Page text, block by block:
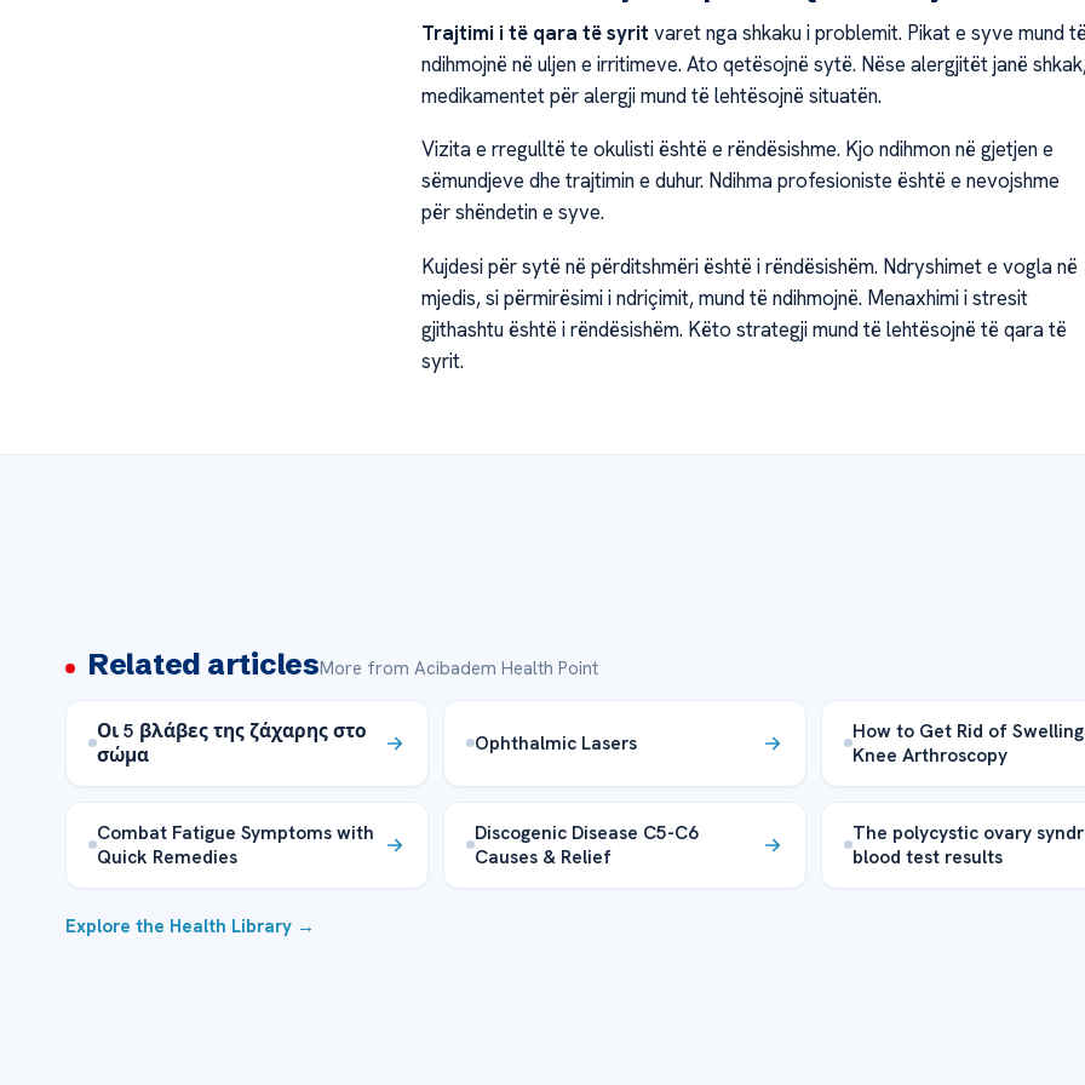
Trajtimi i të qara të syrit varet nga shkaku i problemit. Pikat e syve mund
ndihmojnë në uljen e irritimeve. Ato qetësojnë sytë. Nëse alergjitët janë
medikamentet për alergji mund të lehtësojnë situatën.
Vizita e rregulltë te okulisti është e rëndësishme. Kjo ndihmon në gjetjen e
sëmundjeve dhe trajtimin e duhur. Ndihma profesioniste është e nevojshme
për shëndetin e syve.
Kujdesi për sytë në përditshmëri është i rëndësishëm. Ndryshimet e vogla në
mjedis, si përmirësimi i ndriçimit, mund të ndihmojnë. Menaxhimi i stresit
gjithashtu është i rëndësishëm. Këto strategji mund të lehtësojnë të qara të
syrit.
Related articlesMore from Acibadem Health Point
Οι 5 βλάβες της ζάχαρης στο
σώμα
Ophthalmic Lasers
How to Get Rid of
Knee Arthroscopy
Combat Fatigue Symptoms with
Quick Remedies
Discogenic Disease C5-C6
Causes & Relief
The polycystic ovary
blood test results
Explore the Health Library →